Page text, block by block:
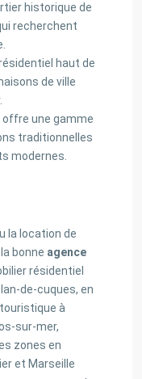
historique de
recherchent
haut de
de ville
offre une gamme
traditionnelles
modernes.
la location de
bonne agence
résidentiel
de-cuques, en
à
sur-mer,
zones en
et Marseille